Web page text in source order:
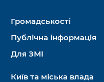
Громадськості
Публічна інформація
Для ЗМІ
Київ та міська влада